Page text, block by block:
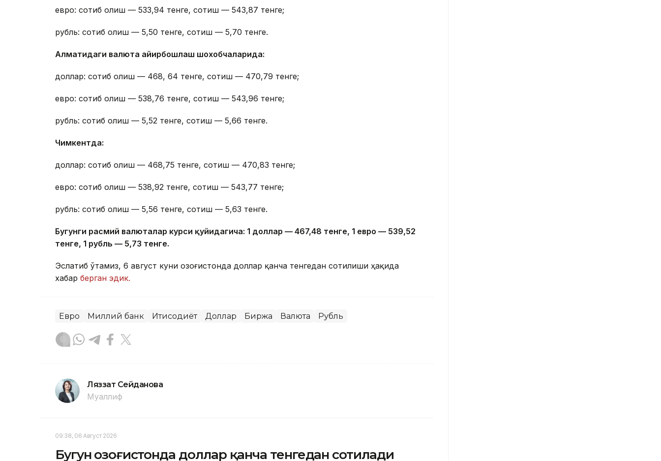
евро: сотиб олиш — 533,94 тенге, сотиш — 543,87 тенге;
рубль: сотиб олиш — 5,50 тенге, сотиш — 5,70 тенге.
Алматидаги валюта айирбошлаш шохобчаларида:
доллар: сотиб олиш — 468, 64 тенге, сотиш — 470,79 тенге;
евро: сотиб олиш — 538,76 тенге, сотиш — 543,96 тенге;
рубль: сотиб олиш — 5,52 тенге, сотиш — 5,66 тенге.
Чимкентда:
доллар: сотиб олиш — 468,75 тенге, сотиш — 470,83 тенге;
евро: сотиб олиш — 538,92 тенге, сотиш — 543,77 тенге;
рубль: сотиб олиш — 5,56 тенге, сотиш — 5,63 тенге.
Бугунги расмий валюталар курси қуйидагича: 1 доллар — 467,48 тенге, 1 евро — 539,52
тенге, 1 рубль — 5,73 тенге.
Эслатиб ўтамиз, 6 август куни Қозоғистонда доллар қанча тенгедан сотилиши ҳақида
хабар берган эдик.
Евро Миллий банк Иқтисодиёт Доллар Биржа Валюта Рубль
Ляззат Сейданова
Муаллиф
09:38, 06 Август 2026
Бугун Қозоғистонда доллар қанча тенгедан сотилади